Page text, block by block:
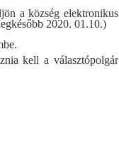
a község elektronikus
2020. 01.10.)
kell a választópolgár